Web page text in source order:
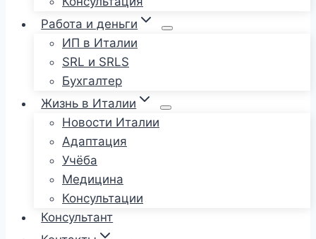
Работа и деньги
ИП в Италии
SRL и SRLS
Бухгалтер
Жизнь в Италии
Новости Италии
Адаптация
Учёба
Медицина
Консультации
Консультант